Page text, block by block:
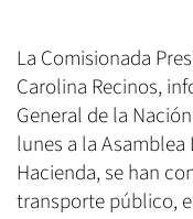
La Comisionada
Carolina Recinos,
General de la
lunes a la
Hacienda, se han
transporte público,